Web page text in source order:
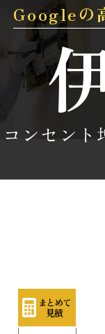
Googleの
コンセント
まとめて
見積